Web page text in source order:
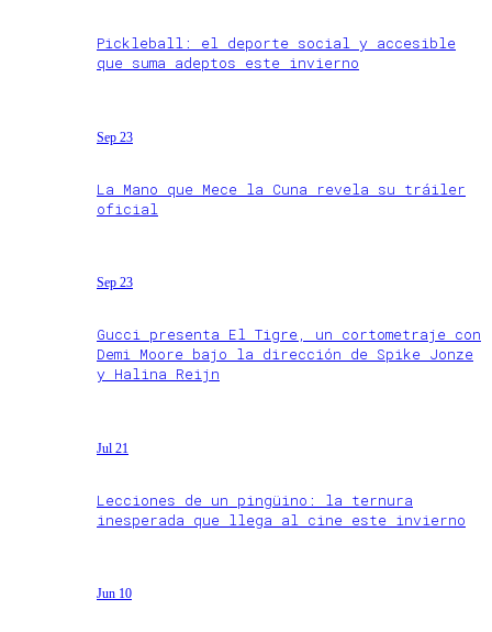
Pickleball: el deporte social y accesible
que suma adeptos este invierno
Sep 23
La Mano que Mece la Cuna revela su tráiler
oficial
Sep 23
Gucci presenta El Tigre, un cortometraje con
Demi Moore bajo la dirección de Spike Jonze
y Halina Reijn
Jul 21
Lecciones de un pingüino: la ternura
inesperada que llega al cine este invierno
Jun 10